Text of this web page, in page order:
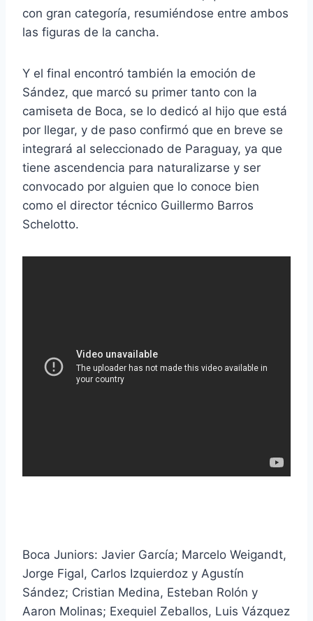
con gran categoría, resumiéndose entre ambos
las figuras de la cancha.
Y el final encontró también la emoción de
Sández, que marcó su primer tanto con la
camiseta de Boca, se lo dedicó al hijo que está
por llegar, y de paso confirmó que en breve se
integrará al seleccionado de Paraguay, ya que
tiene ascendencia para naturalizarse y ser
convocado por alguien que lo conoce bien
como el director técnico Guillermo Barros
Schelotto.
Boca Juniors: Javier García; Marcelo Weigandt,
Jorge Figal, Carlos Izquierdoz y Agustín
Sández; Cristian Medina, Esteban Rolón y
Aaron Molinas; Exequiel Zeballos, Luis Vázquez